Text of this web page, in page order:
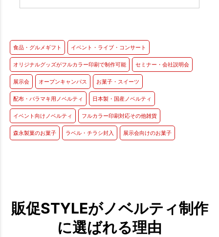
食品・グルメギフト イベント・ライブ・コンサート
オリジナルグッズがフルカラー印刷で制作可能 セミナー・会社説明会
展示会 オープンキャンパス お菓子・スイーツ
配布・バラマキ用ノベルティ 日本製・国産ノベルティ
イベント向けノベルティ フルカラー印刷対応その他雑貨
森永製菓のお菓子 ラベル・チラシ封入 展示会向けのお菓子
販促STYLEがノベルティ制作
に選ばれる理由